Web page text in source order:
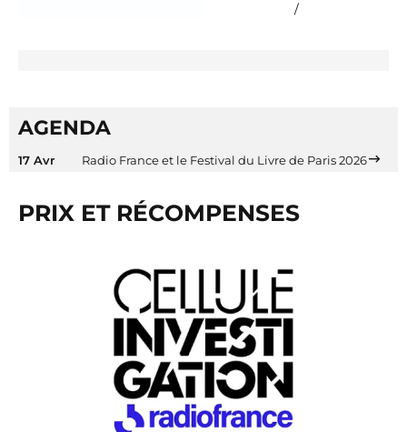
/
AGENDA
17 Avr Radio France et le Festival du Livre de Paris 2026
PRIX ET RÉCOMPENSES